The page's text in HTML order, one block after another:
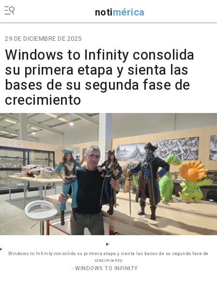
notimérica
29 DE DICIEMBRE DE 2025
Windows to Infinity consolida
su primera etapa y sienta las
bases de su segunda fase de
crecimiento
Windows to Infinity consolida su primera etapa y sienta las bases de su segunda fase de
crecimiento
- WINDOWS TO INFINITY